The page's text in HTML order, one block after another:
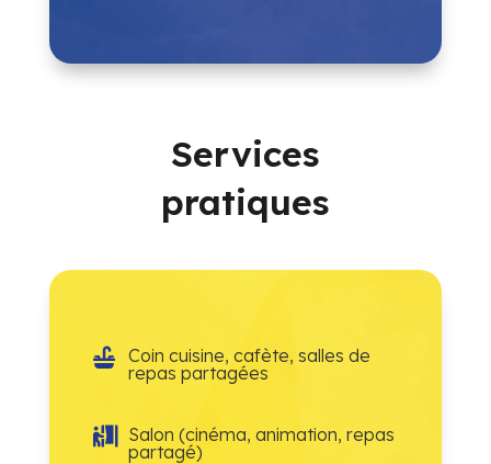
Services
pratiques

Coin cuisine, cafète, salles de
repas partagées

Salon (cinéma, animation, repas
partagé)